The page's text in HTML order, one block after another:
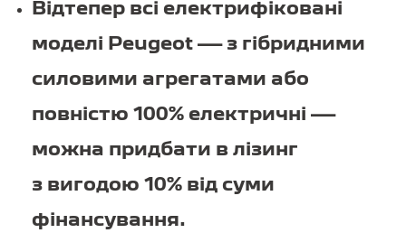
Відтепер всі електрифіковані
моделі Peugeot — з гібридними
силовими агрегатами або
повністю 100% електричні —
можна придбати в лізинг
з вигодою 10% від суми
фінансування.